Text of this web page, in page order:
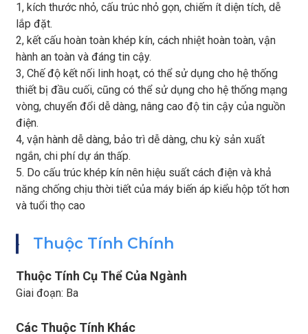
1, kích thước nhỏ, cấu trúc nhỏ gọn, chiếm ít diện tích, dễ
lắp đặt.
2, kết cấu hoàn toàn khép kín, cách nhiệt hoàn toàn, vận
hành an toàn và đáng tin cậy.
3, Chế độ kết nối linh hoạt, có thể sử dụng cho hệ thống
thiết bị đầu cuối, cũng có thể sử dụng cho hệ thống mạng
vòng, chuyển đổi dễ dàng, nâng cao độ tin cậy của nguồn
điện.
4, vận hành dễ dàng, bảo trì dễ dàng, chu kỳ sản xuất
ngắn, chi phí dự án thấp.
5. Do cấu trúc khép kín nên hiệu suất cách điện và khả
năng chống chịu thời tiết của máy biến áp kiểu hộp tốt hơn
và tuổi thọ cao
Thuộc Tính Chính
GẮN
Thuộc Tính Cụ Thể Của Ngành
Giai đoạn: Ba
Các Thuộc Tính Khác